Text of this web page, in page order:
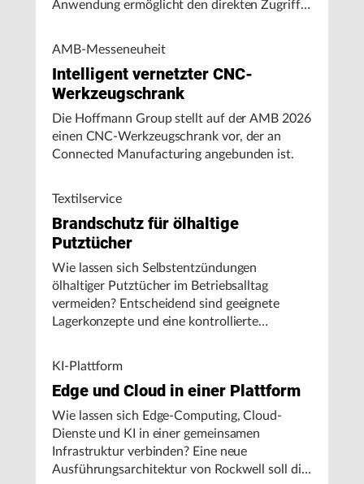
Anwendung ermöglicht den direkten Zugriff
Energieverbrauch.
AMB-Messeneuheit
Intelligent vernetzter CNC-
Werkzeugschrank
Die Hoffmann Group stellt auf der AMB 2026
einen CNC-Werkzeugschrank vor, der an
Connected Manufacturing angebunden ist.
Textilservice
Brandschutz für ölhaltige
Putztücher
Wie lassen sich Selbstentzündungen
ölhaltiger Putztücher im Betriebsalltag
vermeiden? Entscheidend sind geeignete
Lagerkonzepte und eine kontrollierte
KI-Plattform
Edge und Cloud in einer Plattform
Wie lassen sich Edge-Computing, Cloud-
Dienste und KI in einer gemeinsamen
Infrastruktur verbinden? Eine neue
Ausführungsarchitektur von Rockwell soll die